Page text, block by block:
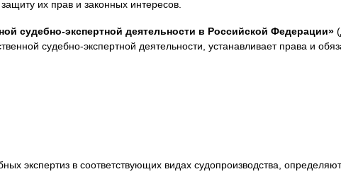
их прав и законных интересов.
судебно-экспертной деятельности в Российской Федерации»
судебно-экспертной деятельности, устанавливает права и
экспертиз в соответствующих видах судопроизводства,